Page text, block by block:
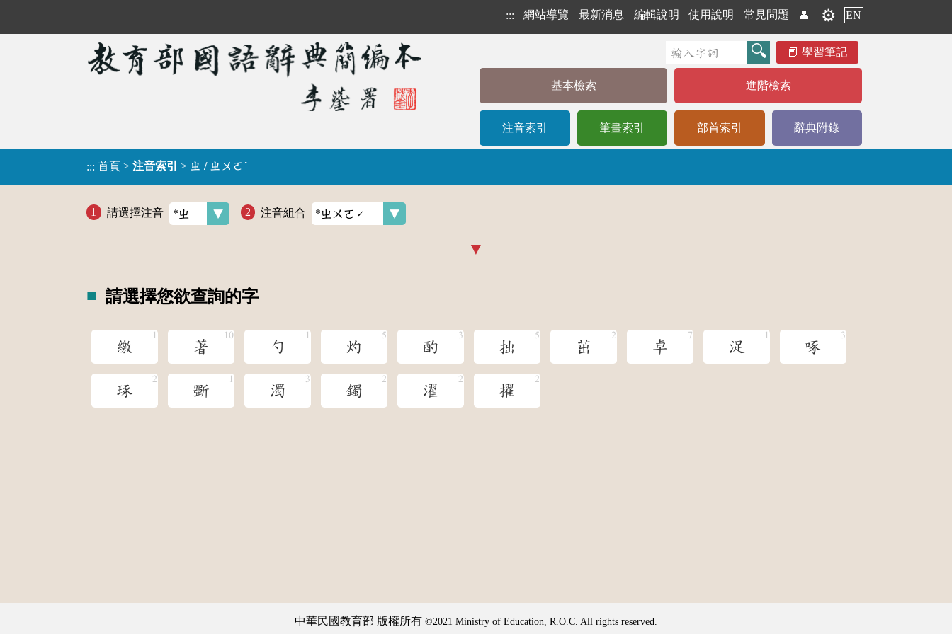
::: 網站導覽 最新消息 編輯說明 使用說明 常見問題 👤 ⚙️ EN
學習筆記
基本檢索 進階檢索
注音索引 筆畫索引 部首索引 辭典附錄
::: 首頁 > 注音索引 > ㄓ / ㄓㄨㄛˊ
請選擇注音 注音組合
請選擇您欲查詢的字
繳 著 勺 灼 酌 拙 茁 卓 浞 啄
琢 斲 濁 鐲 濯 擢
中華民國教育部 版權所有 ©2021 Ministry of Education, R.O.C. All rights reserved.